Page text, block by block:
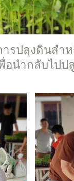
รปลุงดินสำ
อนำกลับไปป